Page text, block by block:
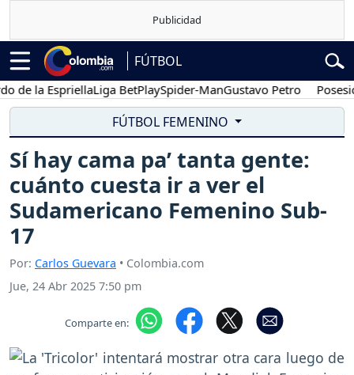
FÚTBOL
EspriellaLiga BetPlaySpider-ManGustavo Petro Posesión
FÚTBOL FEMENINO
Sí hay cama pa’ tanta gente:
cuánto cuesta ir a ver el
Sudamericano Femenino Sub-
17
Por: Carlos Guevara • Colombia.com
Jue, 24 Abr 2025 7:50 pm
Comparte en: